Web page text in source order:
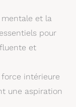
et la
pour
et
force intérieure
une aspiration